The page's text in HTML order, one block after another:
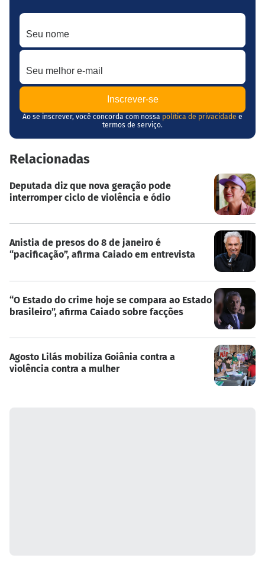
Seu nome
Seu melhor e-mail
Ao se inscrever, você concorda com nossa política de privacidade e
termos de serviço.
Relacionadas
Deputada diz que nova geração pode
interromper ciclo de violência e ódio
Anistia de presos do 8 de janeiro é
“pacificação”, afirma Caiado em entrevista
“O Estado do crime hoje se compara ao Estado
brasileiro”, afirma Caiado sobre facções
Agosto Lilás mobiliza Goiânia contra a
violência contra a mulher